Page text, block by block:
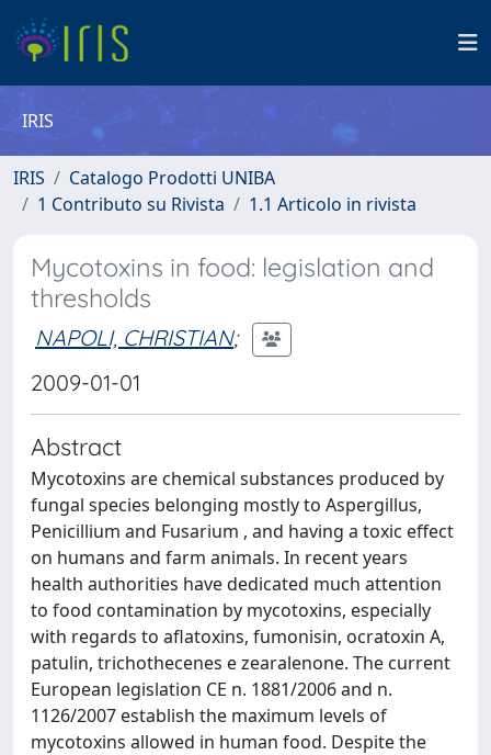
IRIS
IRIS
Catalogo Prodotti UNIBA
1 Contributo su Rivista
1.1 Articolo in rivista
Mycotoxins in food: legislation and
thresholds
NAPOLI, CHRISTIAN;
2009-01-01
Abstract
Mycotoxins are chemical substances produced by
fungal species belonging mostly to Aspergillus,
Penicillium and Fusarium , and having a toxic effect
on humans and farm animals. In recent years
health authorities have dedicated much attention
to food contamination by mycotoxins, especially
with regards to aflatoxins, fumonisin, ocratoxin A,
patulin, trichothecenes e zearalenone. The current
European legislation CE n. 1881/2006 and n.
1126/2007 establish the maximum levels of
mycotoxins allowed in human food. Despite the